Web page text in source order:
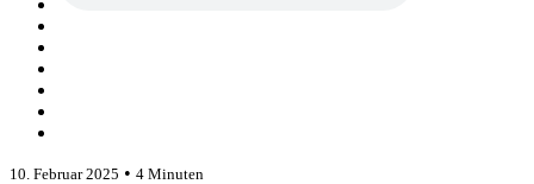
10. Februar 2025 • 4 Minuten